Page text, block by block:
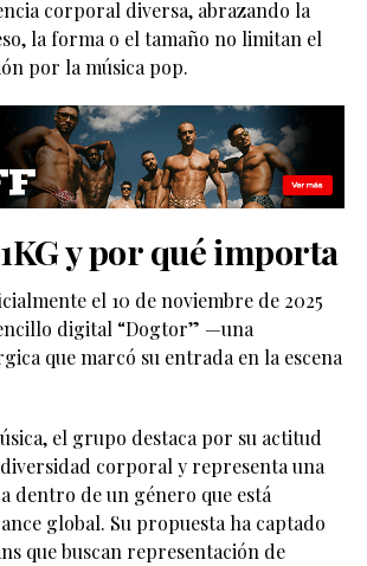
corporal diversa, abrazando la
la forma o el tamaño no limitan el
por la música pop.
y por qué importa
el 10 de noviembre de 2025
digital “Dogtor” —una
que marcó su entrada en la escena
el grupo destaca por su actitud
corporal y representa una
dentro de un género que está
global. Su propuesta ha captado
que buscan representación de